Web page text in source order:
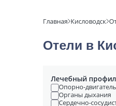
Главная Кисловодск
Отели в
Лечебный
Опорно-
Органы дыхания
Сердечно-